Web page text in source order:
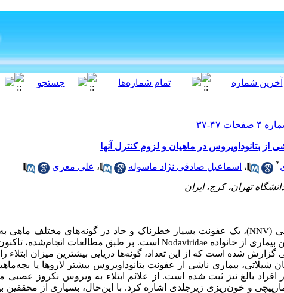
بتانوداویروس در ماهیان و لزوم کنترل آنها
* ، اسماعیل صادقی نژاد ماسوله ، علی معزی
تهران، کرج، ایران
(
NNV)، یک عفونت بسیار خطرناک و حاد در گونههای مختلف ماهی به
بیماری از خانواده Nodaviridae است. بر طبق مطالعات انجام
شده است که از این تعداد، گونهها دریایی بیشترین میزان ابتلاء
شیلاتی، بیماری ناشی از عفونت بتانوداویروس بیشتر لاروها یا بچه‌
افراد بالغ نیز ثبت شده است. از علائم ابتلاء به ویروس نکروز عصبی
و خونریزی زیرجلدی اشاره کرد. با این‌حال، بسیاری از محققین